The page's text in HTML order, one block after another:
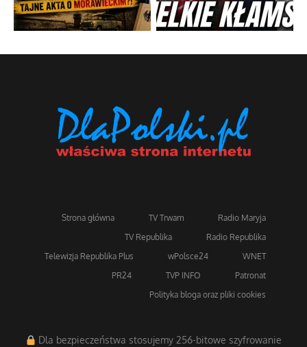
Strona główna TV Trwam
Radio Maryja
TV Republika
Radio Republika
Telewizja Republika Plus
wPolsce24
WNET
PR24
TVP INFO
Patronat
Polityka bloga oraz pliki cookies
Dla bezpieczeństwa stosujemy 256-bitowe szyfrowanie